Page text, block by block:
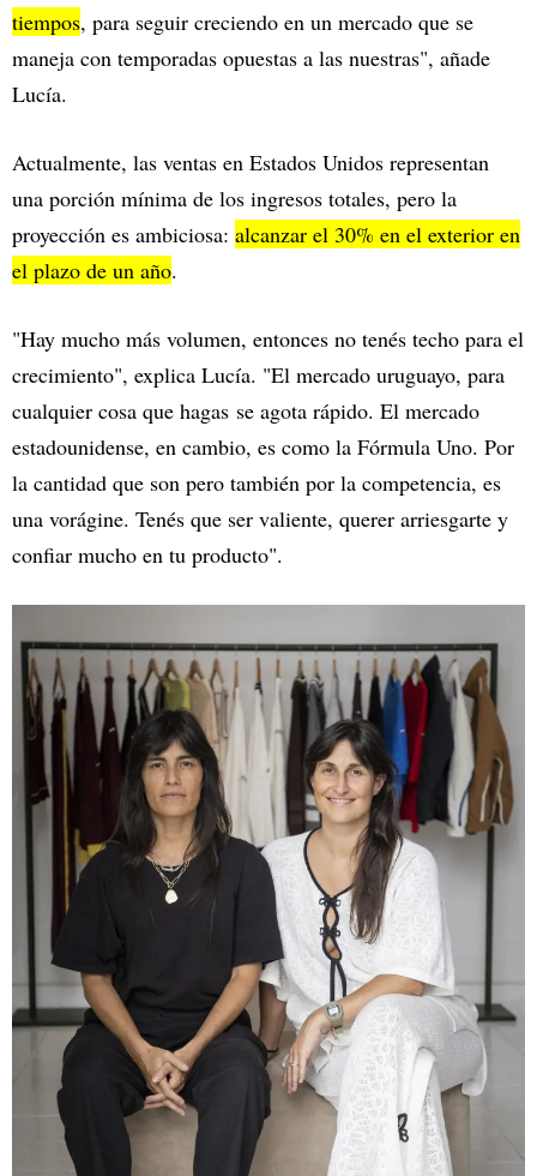
tiempos, para seguir creciendo en un mercado que se
maneja con temporadas opuestas a las nuestras", añade
Lucía.
Actualmente, las ventas en Estados Unidos representan
una porción mínima de los ingresos totales, pero la
proyección es ambiciosa: alcanzar el 30% en el exterior en
el plazo de un año.
"Hay mucho más volumen, entonces no tenés techo para el
crecimiento", explica Lucía. "El mercado uruguayo, para
cualquier cosa que hagas se agota rápido. El mercado
estadounidense, en cambio, es como la Fórmula Uno. Por
la cantidad que son pero también por la competencia, es
una vorágine. Tenés que ser valiente, querer arriesgarte y
confiar mucho en tu producto".